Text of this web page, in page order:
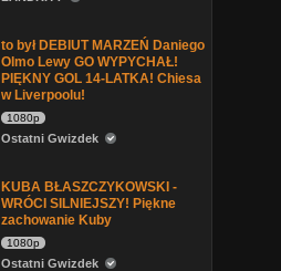
to był DEBIUT MARZEŃ Daniego
Olmo Lewy GO WYPYCHAŁ!
PIĘKNY GOL 14-LATKA! Chiesa
w Liverpoolu!
1080p
Ostatni Gwizdek
KUBA BŁASZCZYKOWSKI -
WRÓCI SILNIEJSZY! Piękne
zachowanie Kuby
1080p
Ostatni Gwizdek